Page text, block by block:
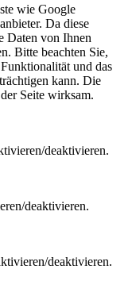
wie Google
Da diese
Daten von Ihnen
Bitte beachten Sie,
und das
kann. Die
Seite wirksam.
deaktivieren.
deaktivieren.
deaktivieren.